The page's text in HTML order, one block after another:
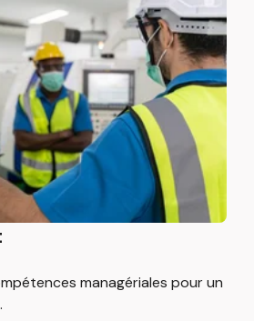
managériales pour un